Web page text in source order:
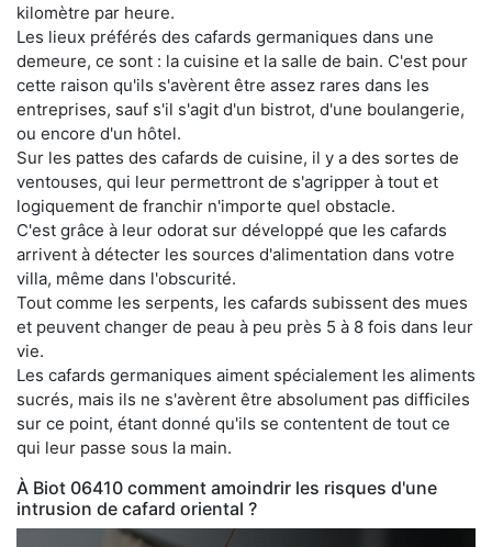
kilomètre par heure.
Les lieux préférés des cafards germaniques dans une
demeure, ce sont : la cuisine et la salle de bain. C'est pour
cette raison qu'ils s'avèrent être assez rares dans les
entreprises, sauf s'il s'agit d'un bistrot, d'une boulangerie,
ou encore d'un hôtel.
Sur les pattes des cafards de cuisine, il y a des sortes de
ventouses, qui leur permettront de s'agripper à tout et
logiquement de franchir n'importe quel obstacle.
C'est grâce à leur odorat sur développé que les cafards
arrivent à détecter les sources d'alimentation dans votre
villa, même dans l'obscurité.
Tout comme les serpents, les cafards subissent des mues
et peuvent changer de peau à peu près 5 à 8 fois dans leur
vie.
Les cafards germaniques aiment spécialement les aliments
sucrés, mais ils ne s'avèrent être absolument pas difficiles
sur ce point, étant donné qu'ils se contentent de tout ce
qui leur passe sous la main.
À Biot 06410 comment amoindrir les risques d'une
intrusion de cafard oriental ?